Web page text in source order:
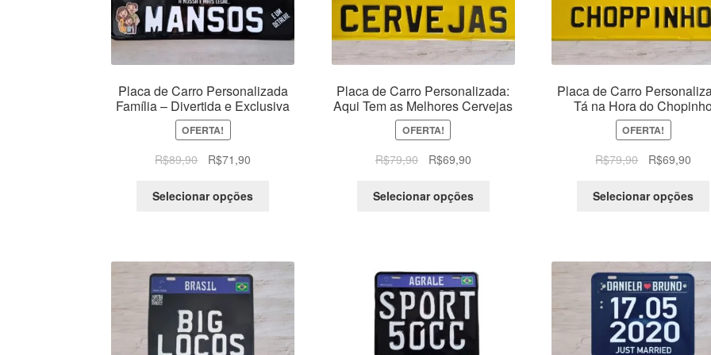
Placa de Carro Personalizada
Família – Divertida e Exclusiva
OFERTA!
R$89,90
O
original
R$71,90O
atual
Selecionar opções
Placa de Carro Personalizada:
Aqui Tem as Melhores Cervejas
OFERTA!
R$79,90
original
R$69,90O
atual
Selecionar opções
Placa de Carro
Tá na Hora do
OFERTA!
R$79,90
O
original
R$69,90
atual
Selecionar opções